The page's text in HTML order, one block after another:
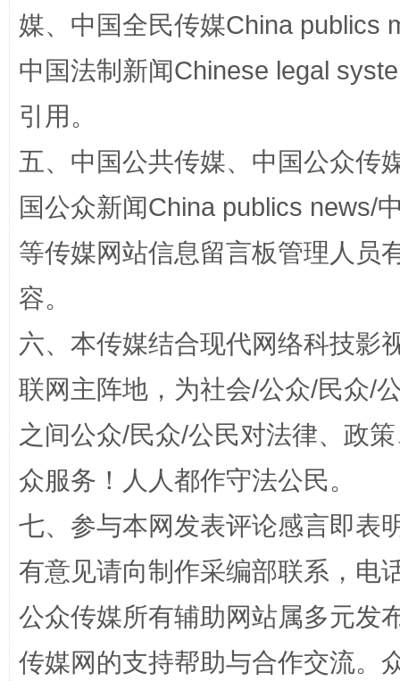
在谋一域中谋全局
习近平的博鳌关键词
魏明亮
媒、中国全民传媒China publics
中国法制新闻Chinese legal
引用。
五、中国公共传媒、中国公众传
国公众新闻China publics news/
等传媒网站信息留言板管理人员
容。
六、本传媒结合现代网络科技影
联网主阵地，为社会/公众/民众/
之间公众/民众/公民对法律、政
众服务！人人都作守法公民。
七、参与本网发表评论感言即表
有意见请向制作采编部联系，电
公众传媒所有辅助网站属多元发
传媒网的支持帮助与合作交流。